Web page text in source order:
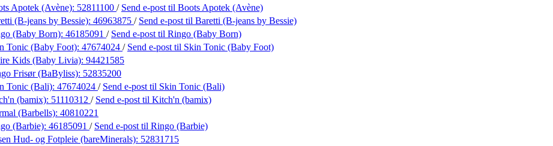
Apotek (Avène): 52811100 / Send e-post til Boots Apotek (Avène)
(B-jeans by Bessie): 46963875 / Send e-post til Baretti (B-jeans by Bessie)
(Baby Born): 46185091 / Send e-post til Ringo (Baby Born)
Tonic (Baby Foot): 47674024 / Send e-post til Skin Tonic (Baby Foot)
Kids (Baby Livia): 94421585
Frisør (BaByliss): 52835200
Tonic (Bali): 47674024 / Send e-post til Skin Tonic (Bali)
(bamix): 51110312 / Send e-post til Kitch'n (bamix)
(Barbells): 40810221
(Barbie): 46185091 / Send e-post til Ringo (Barbie)
Hud- og Fotpleie (bareMinerals): 52831715